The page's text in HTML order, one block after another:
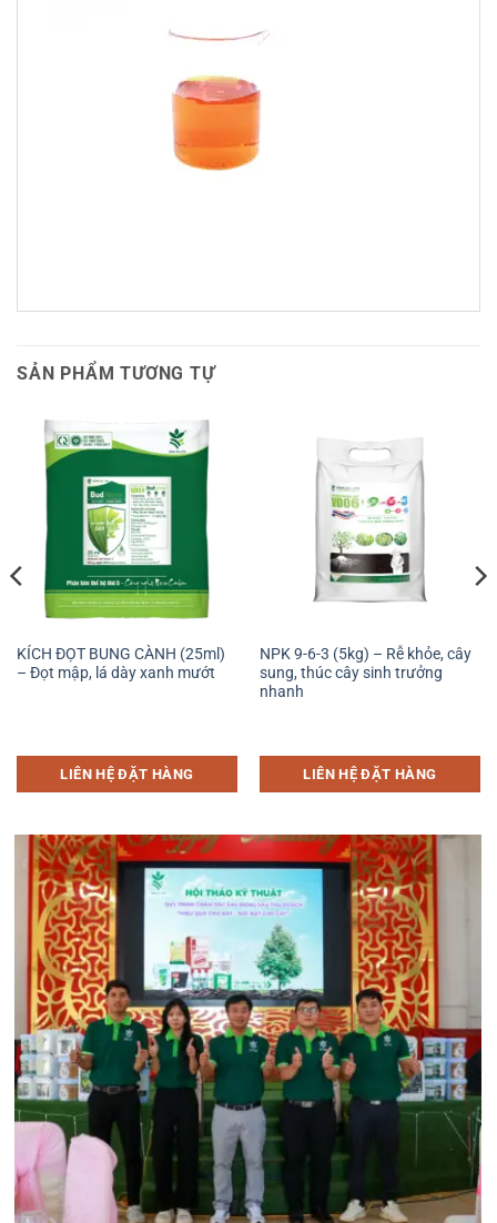
SẢN PHẨM TƯƠNG TỰ
KÍCH ĐỌT BUNG CÀNH (25ml)
– Đọt mập, lá dày xanh mướt
LIÊN HỆ ĐẶT HÀNG
NPK 9-6-3 (5kg) – Rễ khỏe, cây
sung, thúc cây sinh trưởng
nhanh
LIÊN HỆ ĐẶT HÀNG